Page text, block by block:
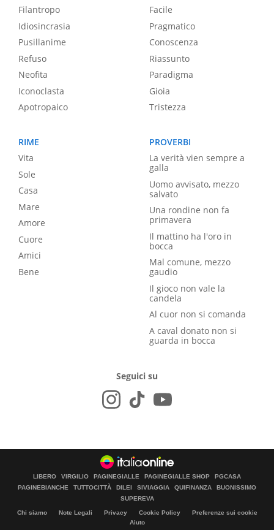
Filantropo
Idiosincrasia
Pusillanime
Refuso
Neofita
Iconoclasta
Apotropaico
Facile
Pragmatico
Conoscenza
Riassunto
Paradigma
Gioia
Tristezza
RIME
Vita
Sole
Casa
Mare
Amore
Cuore
Amici
Bene
PROVERBI
La verità vien sempre a
galla
Uomo avvisato, mezzo
salvato
Una rondine non fa
primavera
Il mattino ha l'oro in
bocca
Mal comune, mezzo
gaudio
Il gioco non vale la
candela
Al cuor non si comanda
A caval donato non si
guarda in bocca
Seguici su
LIBERO VIRGILIO PAGINEGIALLE PAGINEGIALLE SHOP
PGCASA
PAGINEBIANCHE
TUTTOCITTÀ DILEI SIVIAGGIA QUIFINANZA
BUONISSIMO
SUPEREVA
Chi siamo Note Legali Privacy Cookie Policy
Preferenze sui cookie
Aiuto